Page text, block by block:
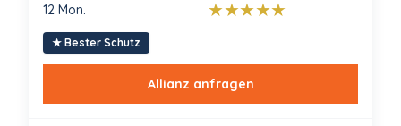
12 Mon. ★★★★★
★ Bester Schutz
Allianz anfragen